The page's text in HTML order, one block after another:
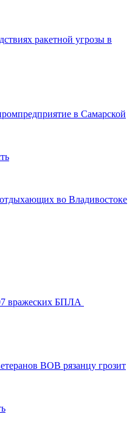
ракетной угрозы в
в Самарской
во Владивостоке
вражеских БПЛА
ВОВ рязанцу грозит